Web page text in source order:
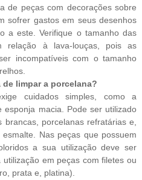
de peças com decorações sobre
sofrer gastos em seus desenhos
a este. Verifique o tamanho das
relação à lava-louças, pois as
incompatíveis com o tamanho
de limpar a porcelana?
cuidados simples, como a
esponja macia. Pode ser utilizado
porcelanas refratárias e,
Nas peças que possuem
a sua utilização deve ser
em peças com filetes ou
prata e, platina).